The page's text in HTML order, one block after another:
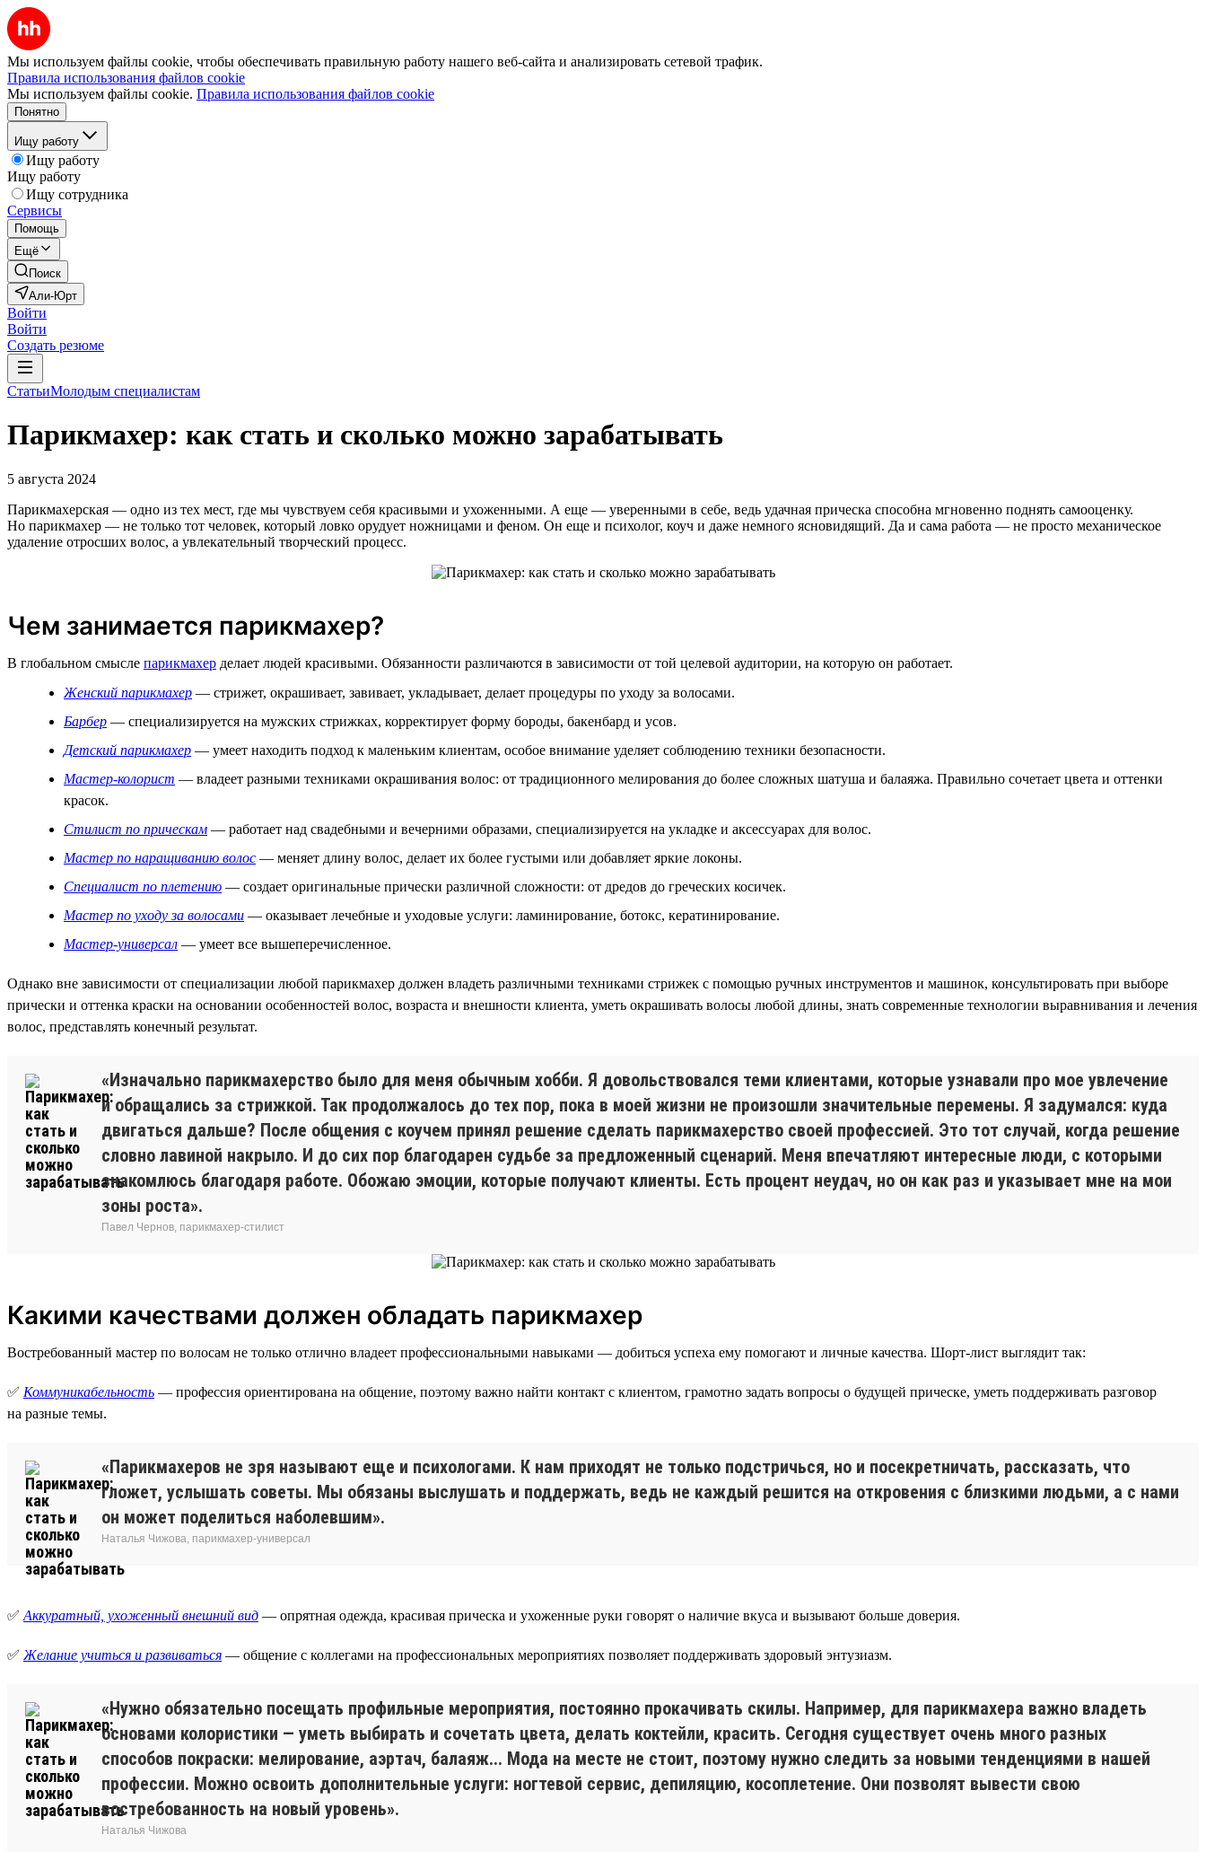
Мы используем файлы cookie, чтобы обеспечивать правильную работу нашего веб-сайта и анализировать сетевой трафик.
Правила использования файлов cookie
Мы используем файлы cookie. Правила использования файлов cookie
Понятно
Ищу работу
Ищу работу
Ищу работу
Ищу сотрудника
Сервисы
Помощь
Ещё
Поиск
Али-Юрт
Войти
Войти
Создать резюме
СтатьиМолодым специалистам
Парикмахер: как стать и сколько можно зарабатывать
5 августа 2024
Парикмахерская — одно из тех мест, где мы чувствуем себя красивыми и ухоженными. А еще — уверенными в себе, ведь удачная прическа способна мгновенно поднять самооценку.
Но парикмахер — не только тот человек, который ловко орудует ножницами и феном. Он еще и психолог, коуч и даже немного ясновидящий. Да и сама работа — не просто механическое
удаление отросших волос, а увлекательный творческий процесс.
Чем занимается парикмахер?
В глобальном смысле парикмахер делает людей красивыми. Обязанности различаются в зависимости от той целевой аудитории, на которую он работает.
Женский парикмахер — стрижет, окрашивает, завивает, укладывает, делает процедуры по уходу за волосами.
Барбер — специализируется на мужских стрижках, корректирует форму бороды, бакенбард и усов.
Детский парикмахер — умеет находить подход к маленьким клиентам, особое внимание уделяет соблюдению техники безопасности.
Мастер-колорист — владеет разными техниками окрашивания волос: от традиционного мелирования до более сложных шатуша и балаяжа. Правильно сочетает цвета и оттенки
красок.
Стилист по прическам — работает над свадебными и вечерними образами, специализируется на укладке и аксессуарах для волос.
Мастер по наращиванию волос — меняет длину волос, делает их более густыми или добавляет яркие локоны.
Специалист по плетению — создает оригинальные прически различной сложности: от дредов до греческих косичек.
Мастер по уходу за волосами — оказывает лечебные и уходовые услуги: ламинирование, ботокс, кератинирование.
Мастер-универсал — умеет все вышеперечисленное.
Однако вне зависимости от специализации любой парикмахер должен владеть различными техниками стрижек с помощью ручных инструментов и машинок, консультировать при выборе
прически и оттенка краски на основании особенностей волос, возраста и внешности клиента, уметь окрашивать волосы любой длины, знать современные технологии выравнивания и лечения
волос, представлять конечный результат.
«Изначально парикмахерство было для меня обычным хобби. Я довольствовался теми клиентами, которые узнавали про мое увлечение
и обращались за стрижкой. Так продолжалось до тех пор, пока в моей жизни не произошли значительные перемены. Я задумался: куда
двигаться дальше? После общения с коучем принял решение сделать парикмахерство своей профессией. Это тот случай, когда решение
словно лавиной накрыло. И до сих пор благодарен судьбе за предложенный сценарий. Меня впечатляют интересные люди, с которыми
знакомлюсь благодаря работе. Обожаю эмоции, которые получают клиенты. Есть процент неудач, но он как раз и указывает мне на мои
зоны роста».
Павел Чернов, парикмахер-стилист
Какими качествами должен обладать парикмахер
Востребованный мастер по волосам не только отлично владеет профессиональными навыками — добиться успеха ему помогают и личные качества. Шорт-лист выглядит так:
✅ Коммуникабельность — профессия ориентирована на общение, поэтому важно найти контакт с клиентом, грамотно задать вопросы о будущей прическе, уметь поддерживать разговор
на разные темы.
«Парикмахеров не зря называют еще и психологами. К нам приходят не только подстричься, но и посекретничать, рассказать, что
гложет, услышать советы. Мы обязаны выслушать и поддержать, ведь не каждый решится на откровения с близкими людьми, а с нами
он может поделиться наболевшим».
Наталья Чижова, парикмахер-универсал
✅ Аккуратный, ухоженный внешний вид — опрятная одежда, красивая прическа и ухоженные руки говорят о наличие вкуса и вызывают больше доверия.
✅ Желание учиться и развиваться — общение с коллегами на профессиональных мероприятиях позволяет поддерживать здоровый энтузиазм.
«Нужно обязательно посещать профильные мероприятия, постоянно прокачивать скилы. Например, для парикмахера важно владеть
основами колористики — уметь выбирать и сочетать цвета, делать коктейли, красить. Сегодня существует очень много разных
способов покраски: мелирование, аэртач, балаяж... Мода на месте не стоит, поэтому нужно следить за новыми тенденциями в нашей
профессии. Можно освоить дополнительные услуги: ногтевой сервис, депиляцию, косоплетение. Они позволят вывести свою
востребованность на новый уровень».
Наталья Чижова